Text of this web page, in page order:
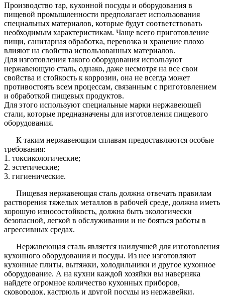
Производство тар, кухонной посуды и оборудования в
пищевой промышленности предполагает использования
специальных материалов, которые будут соответствовать
необходимым характеристикам. Чаще всего приготовление
пищи, санитарная обработка, перевозка и хранение плохо
влияют на свойства использованных материалов.
Для изготовления такого оборудования используют
нержавеющую сталь, однако, даже несмотря на все свои
свойства и стойкость к коррозии, она не всегда может
противостоять всем процессам, связанным с приготовлением
и обработкой пищевых продуктов.
Для этого используют специальные марки нержавеющей
стали, которые предназначены для изготовления пищевого
оборудования.
К таким нержавеющим сплавам предоставляются особые
требования:
1. токсикологические;
2. эстетические;
3. гигиенические.
Пищевая нержавеющая сталь должна отвечать правилам
растворения тяжелых металлов в рабочей среде, должна иметь
хорошую износостойкость, должна быть экологически
безопасной, легкой в обслуживании и не бояться работы в
агрессивных средах.
Нержавеющая сталь является наилучшей для изготовления
кухонного оборудования и посуды. Из нее изготовляют
кухонные плиты, вытяжки, холодильники и другое кухонное
оборудование. А на кухни каждой хозяйки вы наверняка
найдете огромное количество кухонных приборов,
сковородок, кастрюль и другой посуды из нержавейки.